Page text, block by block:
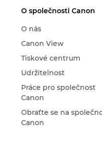
O společnosti Canon
O nás
Canon View
Tiskové centrum
Udržitelnost
Práce pro společnost
Canon
Obraťte se na
Canon